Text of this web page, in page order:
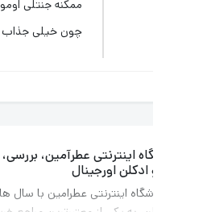
ممکنه جنتلی اومو رو به
چون خیلی جذاب تره
اینترنتی عطرآمین، بررسی، انتخاب و
اورجینال
اینترنتی عطرامین با سال ها سابقه در